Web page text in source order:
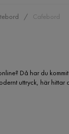
Cafebord
Då har du
uttryck, här
Ett cafbord